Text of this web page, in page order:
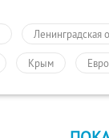
Ленинградская
Крым